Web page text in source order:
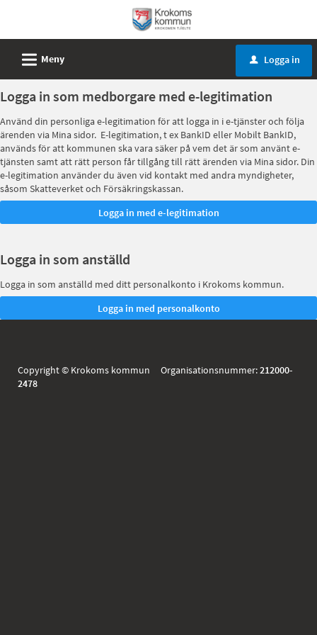
tjänster
-
Krokoms
kommun
L Meny u Logga in
Logga in som medborgare med e-legitimation
Använd din personliga e-legitimation för att logga in i e-tjänster och följa
ärenden via Mina sidor. E-legitimation, t ex BankID eller Mobilt BankID,
används för att kommunen ska vara säker på vem det är som använt e-
tjänsten samt att rätt person får tillgång till rätt ärenden via Mina sidor. Din
e-legitimation använder du även vid kontakt med andra myndigheter,
såsom Skatteverket och Försäkringskassan.
Logga in som anställd
Logga in som anställd med ditt personalkonto i Krokoms kommun.
Copyright © Krokoms kommun Organisationsnummer:212000-
2478